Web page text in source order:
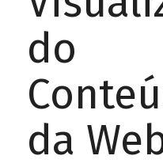
do
da